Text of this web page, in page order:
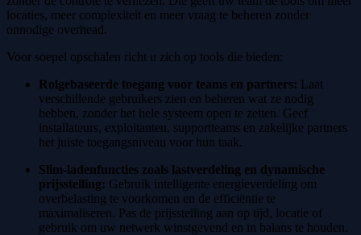
locaties, meer complexiteit en meer vraag te beheren zonder
onnodige overhead.
Voor soepel opschalen richt u zich op tools die bieden:
Rolgebaseerde toegang voor teams en partners: Laat
verschillende gebruikers zien en beheren wat ze nodig
hebben, zonder het hele systeem open te zetten. Geef
installateurs, exploitanten, supportteams en zakelijke partners
het juiste toegangsniveau voor hun taak.
Slim-ladenfuncties zoals lastverdeling en dynamische
prijsstelling: Gebruik intelligente energieverdeling om
overbelasting te voorkomen en de efficiëntie te
maximaliseren. Pas de prijsstelling aan op tijd, locatie of
gebruik om uw netwerk winstgevend en in balans te houden.